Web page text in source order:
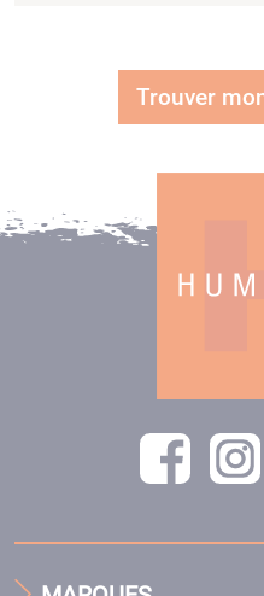
Trouver